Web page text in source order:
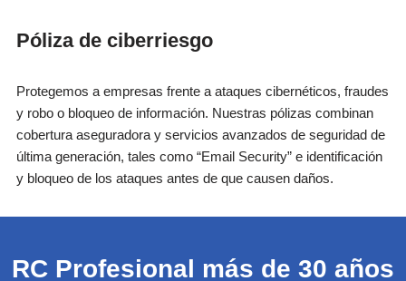
Póliza de ciberriesgo
Protegemos a empresas frente a ataques cibernéticos, fraudes
y robo o bloqueo de información. Nuestras pólizas combinan
cobertura aseguradora y servicios avanzados de seguridad de
última generación, tales como “Email Security” e identificación
y bloqueo de los ataques antes de que causen daños.
RC Profesional más de 30 años